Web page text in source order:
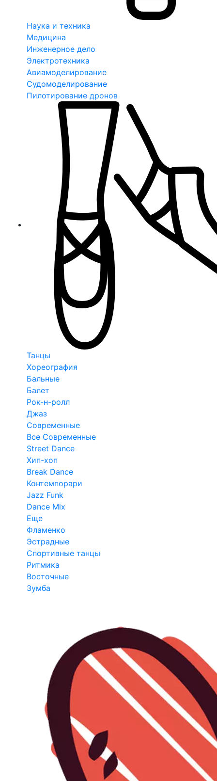
Наука и техника
Медицина
Инженерное дело
Электротехника
Авиамоделирование
Судомоделирование
Пилотирование дронов
Танцы
Хореография
Бальные
Балет
Рок-н-ролл
Джаз
Современные
Все Современные
Street Dance
Хип-хоп
Break Dance
Контемпорари
Jazz Funk
Dance Mix
Еще
Фламенко
Эстрадные
Спортивные танцы
Ритмика
Восточные
Зумба